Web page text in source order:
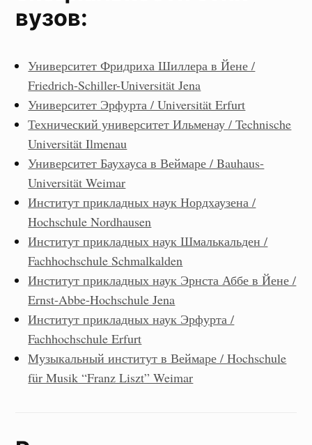
вузов:
Университет Фридриха Шиллера в Йене /
Friedrich-Schiller-Universität Jena
Университет Эрфурта / Universität Erfurt
Технический университет Ильменау / Technische
Universität Ilmenau
Университет Баухауса в Веймаре / Bauhaus-
Universität Weimar
Институт прикладных наук Нордхаузена /
Hochschule Nordhausen
Институт прикладных наук Шмалькальден /
Fachhochschule Schmalkalden
Институт прикладных наук Эрнста Аббе в Йене /
Ernst-Abbe-Hochschule Jena
Институт прикладных наук Эрфурта /
Fachhochschule Erfurt
Музыкальный институт в Веймаре / Hochschule
für Musik “Franz Liszt” Weimar